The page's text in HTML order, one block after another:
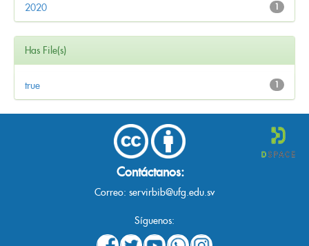
1
2020
Has File(s)
1
true
Contáctanos:
Correo: servirbib@ufg.edu.sv
Síguenos: